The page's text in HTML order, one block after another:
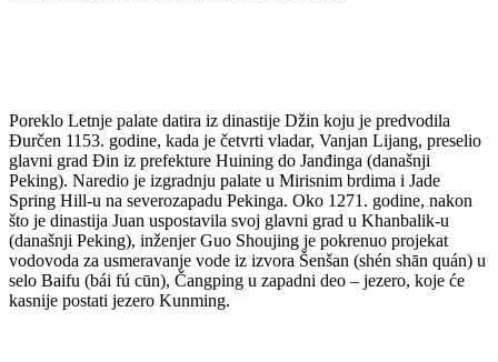
Poreklo Letnje palate datira iz dinastije Džin koju je predvodila
Đurčen 1153. godine, kada je četvrti vladar, Vanjan Lijang, preselio
glavni grad Đin iz prefekture Huining do Janđinga (današnji
Peking). Naredio je izgradnju palate u Mirisnim brdima i Jade
Spring Hill-u na severozapadu Pekinga. Oko 1271. godine, nakon
što je dinastija Juan uspostavila svoj glavni grad u Khanbalik-u
(današnji Peking), inženjer Guo Shoujing je pokrenuo projekat
vodovoda za usmeravanje vode iz izvora Šenšan (shén shān quán) u
selo Baifu (bái fú cūn), Čangping u zapadni deo – jezero, koje će
kasnije postati jezero Kunming.